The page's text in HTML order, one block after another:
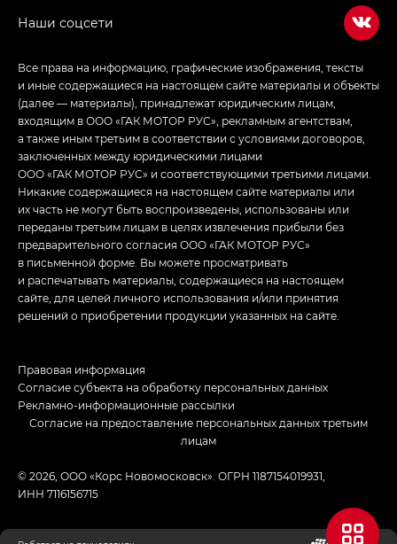
Все права на информацию, графические изображения, тексты
и иные содержащиеся на настоящем сайте материалы и объекты
(далее — материалы), принадлежат юридическим лицам,
входящим в ООО «ГАК МОТОР РУС», рекламным агентствам,
а также иным третьим в соответствии с условиями договоров,
заключенных между юридическими лицами
ООО «ГАК МОТОР РУС» и соответствующими третьими лицами.
Никакие содержащиеся на настоящем сайте материалы или
их часть не могут быть воспроизведены, использованы или
переданы третьим лицам в целях извлечения прибыли без
предварительного согласия ООО «ГАК МОТОР РУС»
в письменной форме. Вы можете просматривать
и распечатывать материалы, содержащиеся на настоящем
сайте, для целей личного использования и/или принятия
решений о приобретении продукции указанных на сайте.
© 2026, ООО «Корс Новомосковск». ОГРН 1187154019931,
ИНН 7116156715
Правовая информация
Согласие субъекта на обработку персональных данных
Рекламно-информационные рассылки
Согласие на предоставление персональных данных третьим
лицам